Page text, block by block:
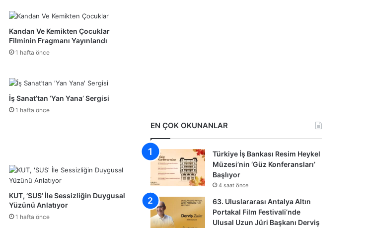
Kandan Ve Kemikten Çocuklar
Filminin Fragmanı Yayınlandı
1 hafta önce
İş Sanat’tan ‘Yan Yana’ Sergisi
1 hafta önce
KUT, ‘SUS’ İle Sessizliğin Duygusal
Yüzünü Anlatıyor
1 hafta önce
EN ÇOK OKUNANLAR
Türkiye İş Bankası Resim Heykel
Müzesi’nin ‘Güz Konferansları’
Başlıyor
4 saat önce
63. Uluslararası Antalya Altın
Portakal Film Festivali’nde
Ulusal Uzun Jüri Başkanı Derviş